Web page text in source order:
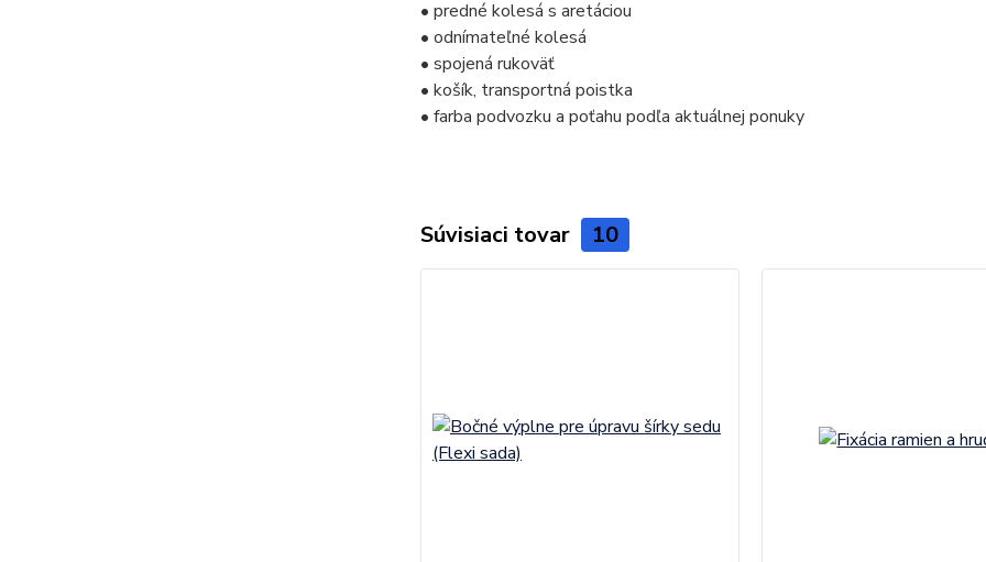
• predné kolesá s aretáciou
• odnímateľné kolesá
• spojená rukoväť
• košík, transportná poistka
• farba podvozku a poťahu podľa aktuálnej ponuky
Súvisiaci tovar 10